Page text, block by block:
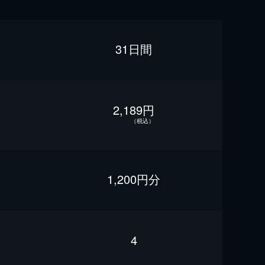
31日間
2,189円
（税込）
1,200円分
4